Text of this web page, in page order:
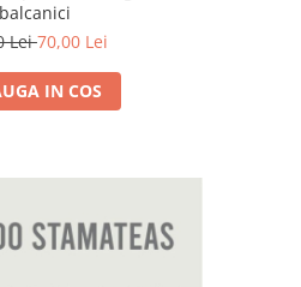
balcanici
Lei70,00 Lei
IN COS